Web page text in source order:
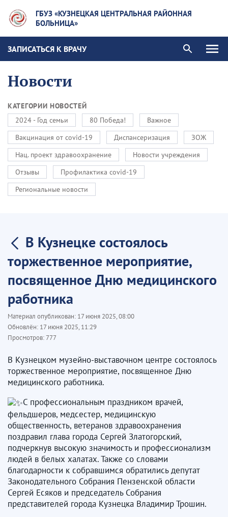
ГБУЗ «КУЗНЕЦКАЯ ЦЕНТРАЛЬНАЯ РАЙОННАЯ
БОЛЬНИЦА»
ЗАПИСАТЬСЯ К ВРАЧУ
Новости
КАТЕГОРИИ НОВОСТЕЙ
2024 - Год семьи
80 Победа!
Важное
Вакцинация от covid-19
Диспансеризация
ЗОЖ
Нац. проект здравоохранение
Новости учреждения
Отзывы
Профилактика covid-19
Региональные новости
В Кузнецке состоялось
торжественное мероприятие,
посвященное Дню медицинского
работника
Материал опубликован: 17 июня 2025, 08:00
Обновлён: 17 июня 2025, 11:29
Просмотров:777
В Кузнецком музейно-выставочном центре состоялось
торжественное мероприятие, посвященное Дню
медицинского работника.
С профессиональным праздником врачей,
фельдшеров, медсестер, медицинскую
общественность, ветеранов здравоохранения
поздравил глава города Сергей Златогорский,
подчеркнув высокую значимость и профессионализм
людей в белых халатах. Также со словами
благодарности к собравшимся обратились депутат
Законодательного Собрания Пензенской области
Сергей Есяков и председатель Собрания
представителей города Кузнецка Владимир Трошин.